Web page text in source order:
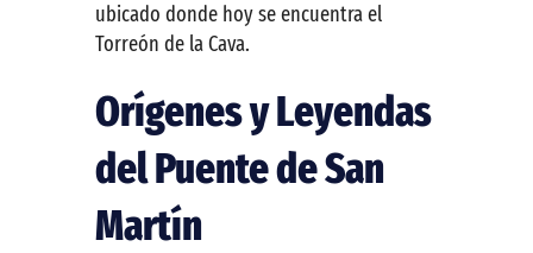
ubicado donde hoy se encuentra el
Torreón de la Cava.
Orígenes y Leyendas
del Puente de San
Martín